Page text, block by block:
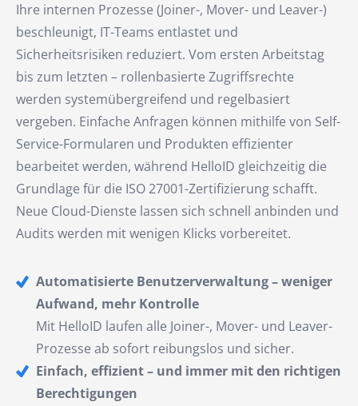
Ihre internen Prozesse (Joiner-, Mover- und Leaver-)
beschleunigt, IT-Teams entlastet und
Sicherheitsrisiken reduziert. Vom ersten Arbeitstag
bis zum letzten – rollenbasierte Zugriffsrechte
werden systemübergreifend und regelbasiert
vergeben. Einfache Anfragen können mithilfe von Self-
Service-Formularen und Produkten effizienter
bearbeitet werden, während HelloID gleichzeitig die
Grundlage für die ISO 27001-Zertifizierung schafft.
Neue Cloud-Dienste lassen sich schnell anbinden und
Audits werden mit wenigen Klicks vorbereitet.
Automatisierte Benutzerverwaltung – weniger
Aufwand, mehr Kontrolle
Mit HelloID laufen alle Joiner-, Mover- und Leaver-
Prozesse ab sofort reibungslos und sicher.
Einfach, effizient – und immer mit den richtigen
Berechtigungen